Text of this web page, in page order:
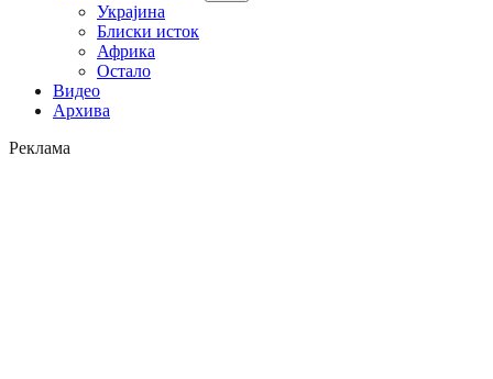
Украјина
Блиски исток
Африка
Остало
Видео
Архива
Реклама